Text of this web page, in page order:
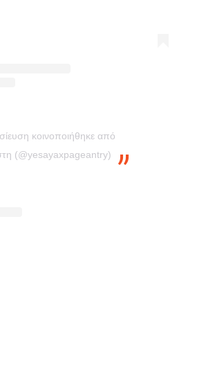
κοινοποιήθηκε από
(@yesayaxpageantry)